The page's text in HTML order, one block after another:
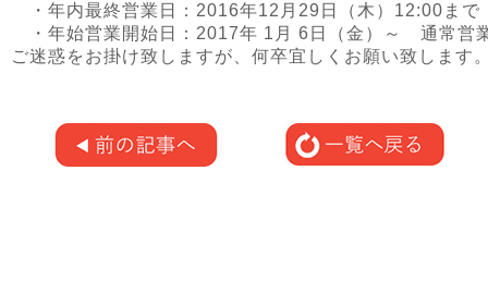
・年内最終営業日：2016年12月29日（木）12:00まで
・年始営業開始日：2017年 1月 6日（金）～ 通常営
ご迷惑をお掛け致しますが、何卒宜しくお願い致します